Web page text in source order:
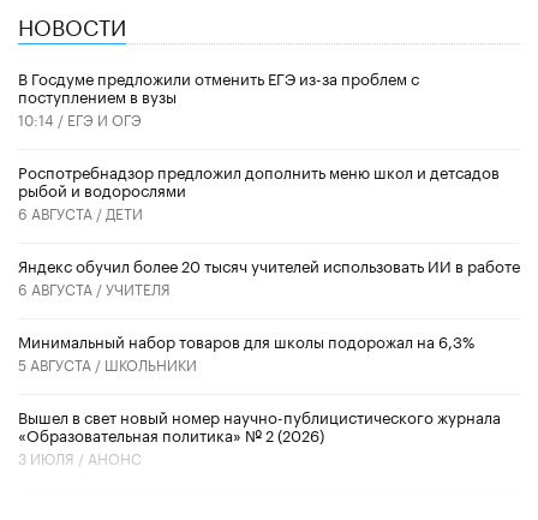
НОВОСТИ
В Госдуме предложили отменить ЕГЭ из-за проблем с
поступлением в вузы
10:14 / ЕГЭ И ОГЭ
Роспотребнадзор предложил дополнить меню школ и детсадов
рыбой и водорослями
6 АВГУСТА / ДЕТИ
​Яндекс обучил более 20 тысяч учителей использовать ИИ в работе
6 АВГУСТА /УЧИТЕЛЯ
Минимальный набор товаров для школы подорожал на 6,3%
5 АВГУСТА / ШКОЛЬНИКИ
Вышел в свет новый номер научно-публицистического журнала
«Образовательная политика» № 2 (2026)
3 ИЮЛЯ / АНОНС